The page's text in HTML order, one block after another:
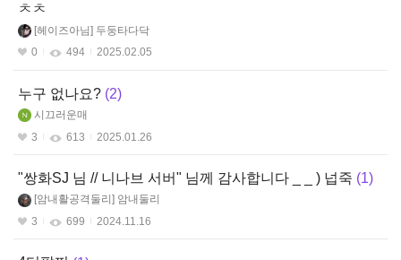
ㅊㅊ
헤이즈아님
두둥타다닥
0
494 2025.02.05
누구 없나요? 2
시끄러운매
3
613 2025.01.26
"쌍화SJ 님 // 니나브 서버" 님께 감사합니다 _ _ ) 넙죽 1
암내활공격둘리
암내둘리
3
699 2024.11.16